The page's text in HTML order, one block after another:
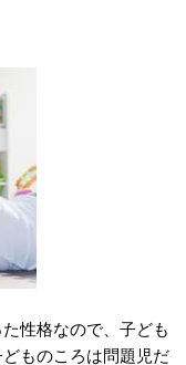
性格なので、子ども
ものころは問題児だ